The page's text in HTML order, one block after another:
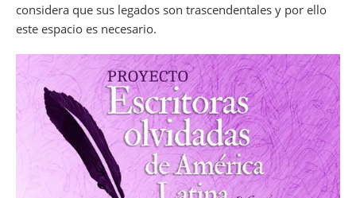
considera que sus legados son trascendentales y por ello
este espacio es necesario.